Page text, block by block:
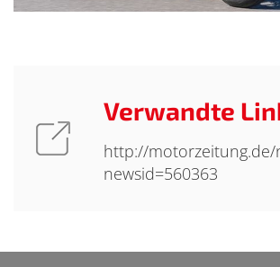
Verwandte
http://motorzeitung.de/
newsid=560363